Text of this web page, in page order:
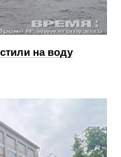
на воду